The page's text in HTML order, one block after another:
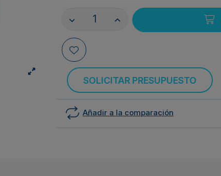
SOLICITAR PRESUPUESTO
Añadir a la comparación